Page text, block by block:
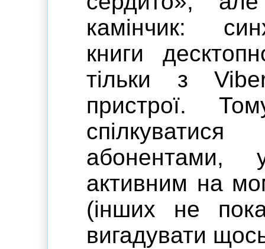
камінчик:
книги
тільки з
пристрої.
активним на
(інших не
вигадувати